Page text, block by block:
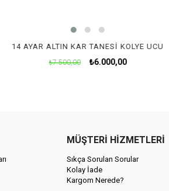
14 AYAR ALTIN KAR TANESI KOLYE UCU
₺6.000,00
₺7.500,00
MÜŞTERİ HİZMETLERİ
Sıkça Sorulan Sorular
Kolay İade
Kargom Nerede?